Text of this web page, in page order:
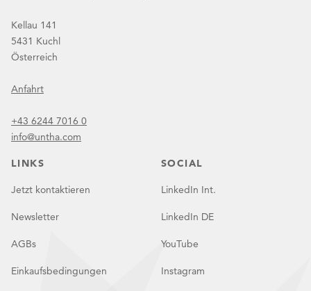
Kellau 141
5431 Kuchl
Österreich
Anfahrt
+43 6244 7016 0
info@untha.com
LINKS
Jetzt kontaktieren
Newsletter
AGBs
Einkaufsbedingungen
SOCIAL
LinkedIn Int.
LinkedIn DE
YouTube
Instagram